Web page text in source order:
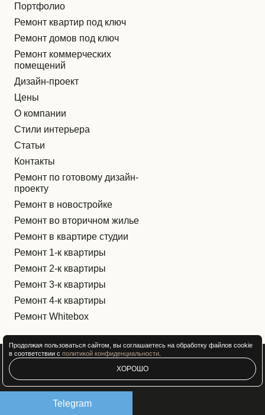
Портфолио
Ремонт квартир под ключ
Ремонт домов под ключ
Ремонт коммерческих
помещений
Дизайн-проект
Цены
О компании
Стили интерьера
Статьи
Контакты
Ремонт по готовому дизайн-
проекту
Ремонт в новостройке
Ремонт во вторичном жилье
Ремонт в квартире студии
Ремонт 1-к квартиры
Ремонт 2-к квартиры
Ремонт 3-к квартиры
Ремонт 4-к квартиры
Ремонт Whitebox
Политика конфиденциальности
Telegram
Продолжая пользоваться сайтом, вы соглашаетесь на обработку файлов cookie
в соответствии с политикой конфиденциальности
ХОРОШО